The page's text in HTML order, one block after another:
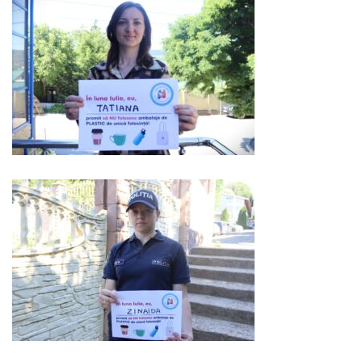
Serviciul
Juridic
Serviciul
în
Regimului
Funciar
Serviciul
Relaţii
cu